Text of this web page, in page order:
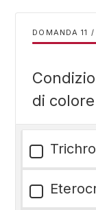
DOMANDA /
di